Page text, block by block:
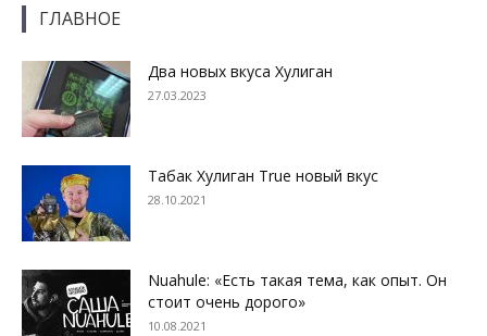
ГЛАВНОЕ
Два новых вкуса Хулиган
27.03.2023
Табак Хулиган True новый вкус
28.10.2021
Nuahule: «Есть такая тема, как опыт. Он
стоит очень дорого»
10.08.2021